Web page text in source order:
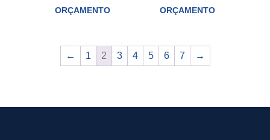
ORÇAMENTO ORÇAMENTO
← 1 2 3 4 5 6 7 →